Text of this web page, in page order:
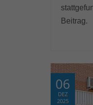
Beitrag.
06
DEZ
2025